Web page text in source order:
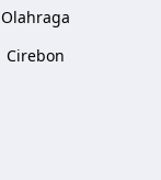
Olahraga
Cirebon